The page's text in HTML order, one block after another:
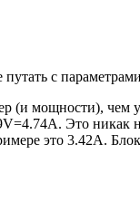
с
(и мощности),
Это никак
это 3.42А.